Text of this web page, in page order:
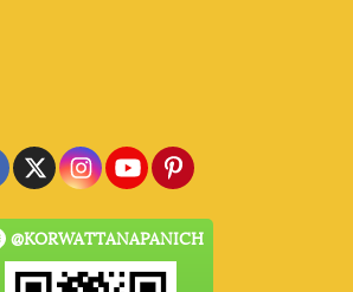
@KORWATTANAPANICH